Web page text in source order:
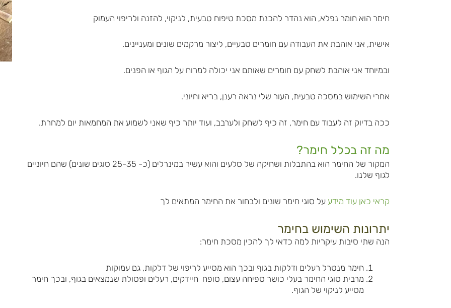
חימר הוא חומר נפלא, הוא נהדר להכנת מסכת טיפוח טבעית, לניקוי, להזנה ולריפוי העמוק
אישית, אני אוהבת את העבודה עם חומרים טבעיים, ליצור מרקמים שונים ומעניינים.
ובמיוחד אני אוהבת לשחק עם חומרים שאותם אני יכולה למרוח על הגוף או הפנים.
אחרי השימוש במסכה טבעית, העור שלי נראה רענן, בריא וחיוני.
ככה בדיוק זה לעבוד עם חימר, זה כיף לשחק ולערבב, ועוד יותר כיף שאני לשמוע את המחמאות יום למחרת.
מה זה בכלל חימר?
המקור של החימר הוא בהתבלות ושחיקה של סלעים והוא עשיר במינרלים (כ- 25-35 סוגים שונים) שהם חיוניים
לגוף שלנו.
קראי כאן עוד מידע על סוגי חימר שונים ולבחור את החימר המתאים לך
יתרונות השימוש בחימר
הנה שתי סיבות עיקריות למה כדאי לך להכין מסכת חימר:
חימר מנטרל רעלים ודלקות בגוף ובכך הוא מסייע לריפוי של דלקות, גם עמוקות
מרבית סוגי החימר בעלי כושר ספיחה עצום, סופח חיידקים, רעלים ופסולת שנמצאים בגוף, ובכך חימר
מסייע לניקוי של הגוף.